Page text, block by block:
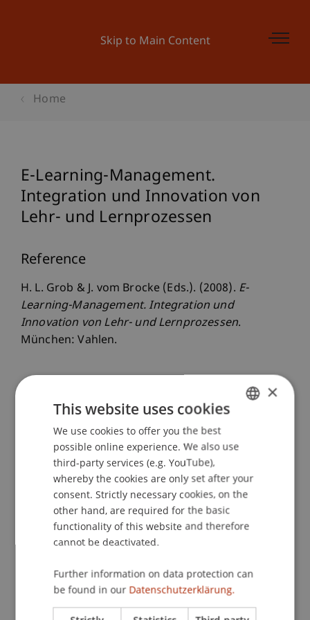
Skip to Main Content
Home
E-Learning-Management.
Integration und Innovation von
Lehr- und Lernprozessen
Reference
H. L. Grob & J. vom Brocke (Eds.). (2008). E-
Learning-Management. Integration und
Innovation von Lehr- und Lernprozessen.
München: Vahlen.
Edited Book
Staff Members
Prof. Dr. Jan vom Brocke
Participating Institutions
Institute of Information Systems
Hilti Chair of Business Process Management
ENGLISH
×
This website uses cookies
We use cookies to offer you the best
possible online experience. We also use
third-party services (e.g. YouTube),
whereby the cookies are only set after your
consent. Strictly necessary cookies, on the
other hand, are required for the basic
functionality of this website and therefore
cannot be deactivated.
Further information on data protection can
be found in our Datenschutzerklärung.